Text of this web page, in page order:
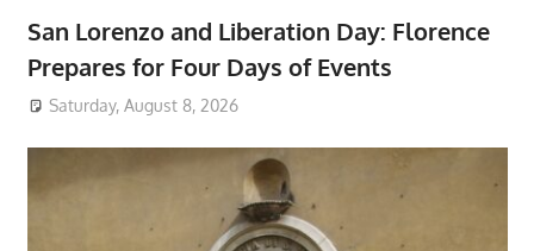
San Lorenzo and Liberation Day: Florence
Prepares for Four Days of Events
Saturday, August 8, 2026